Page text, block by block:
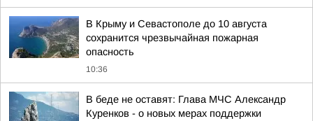
В Крыму и Севастополе до 10 августа
сохранится чрезвычайная пожарная
опасность
10:36
В беде не оставят: Глава МЧС Александр
Куренков - о новых мерах поддержки